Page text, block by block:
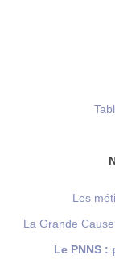
Les
La Grande
Le PNNS